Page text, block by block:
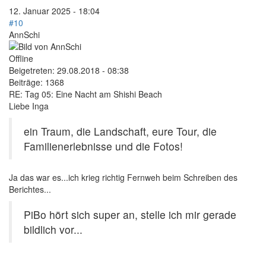
12. Januar 2025 - 18:04
#10
AnnSchi
Offline
Beigetreten: 29.08.2018 - 08:38
Beiträge: 1368
RE: Tag 05: Eine Nacht am Shishi Beach
Liebe Inga
ein Traum, die Landschaft, eure Tour, die
Familienerlebnisse und die Fotos!
Ja das war es...ich krieg richtig Fernweh beim Schreiben des
Berichtes...
PiBo hört sich super an, stelle ich mir gerade
bildlich vor...